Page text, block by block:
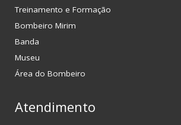
Treinamento e Formação
Bombeiro Mirim
Banda
Museu
Área do Bombeiro
Atendimento